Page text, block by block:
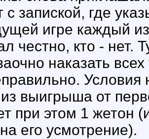
с запиской, где
игре каждый
честно, кто -
наказать всех
Условия
выигрыша от
при этом 1 жетон
его усмотрение).